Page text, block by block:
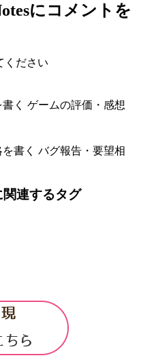
にコメントを
ください
く ゲームの評価・感想
書く バグ報告・要望相
連するタグ